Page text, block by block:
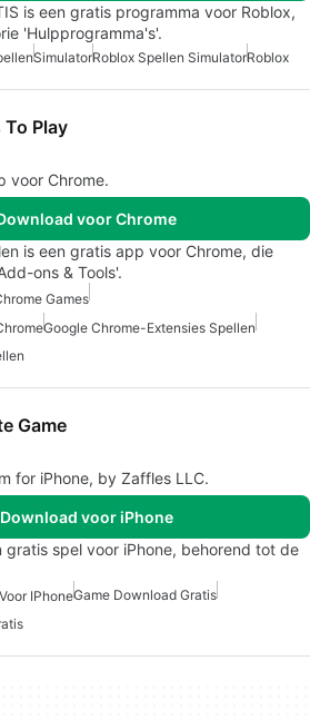
is een gratis programma voor Roblox,
'Hulpprogramma's'.
SimulatorRoblox Spellen SimulatorRoblox
To Play
voor Chrome.
voor Chrome
is een gratis app voor Chrome, die
ons & Tools'.
Games
Google Chrome-Extensies Spellen
Game
for iPhone, by Zaffles LLC.
voor iPhone
gratis spel voor iPhone, behorend tot de
IPhoneGame Download Gratis